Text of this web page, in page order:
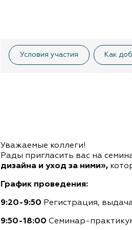
Условия участия Как
Уважаемые коллеги!
Рады пригласить вас на
дизайна и уход за ними»,
График проведения:
9:20-9:50 Регистрация,
9:50-18:00 Семинар-